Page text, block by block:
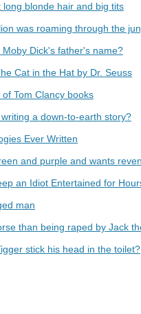
long blonde hair and big tits
was roaming through the
Moby Dick's father's name?
Cat in the Hat by Dr. Seuss
Tom Clancy books
a down-to-earth story?
Ever Written
and purple and wants
an Idiot Entertained for
man
than being raped by Jack
stick his head in the toilet?